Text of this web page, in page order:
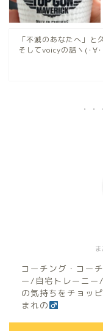
「不滅のあなたへ」と
そしてvoicyの話ヽ(･∀
コーチング・コー
ー/自宅トレーニ
の気持ちをチョッ
まれの